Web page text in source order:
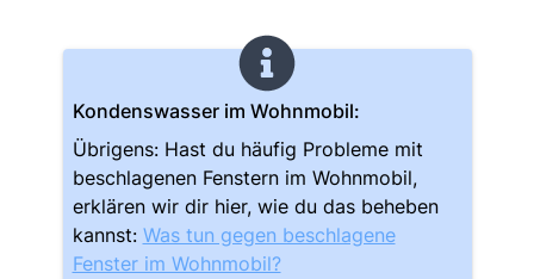
Kondenswasser im Wohnmobil:
Übrigens: Hast du häufig Probleme mit
beschlagenen Fenstern im Wohnmobil,
erklären wir dir hier, wie du das beheben
kannst: Was tun gegen beschlagene
Fenster im Wohnmobil?